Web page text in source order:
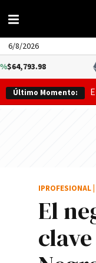
6/8/2026
Último Momento:
El
IPROFESIONAL